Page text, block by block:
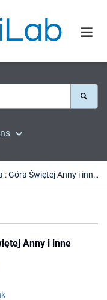
Pielgrzymowanie i sztuka : Góra Świętej Anny i inne miejsca pielgrzymkowe na Śląsku
Anny i inne